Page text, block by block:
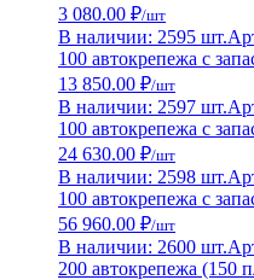
3 080.00 ₽/шт
В наличии: 2595 шт.
100 автокрепежа с
13 850.00 ₽/шт
В наличии: 2597 шт.
100 автокрепежа с
24 630.00 ₽/шт
В наличии: 2598 шт.
100 автокрепежа с
56 960.00 ₽/шт
В наличии: 2600 шт.
200 автокрепежа (150